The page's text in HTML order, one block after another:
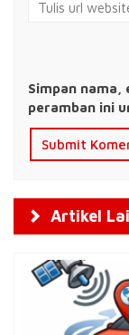
Simpan nama,
peramban ini
Artikel